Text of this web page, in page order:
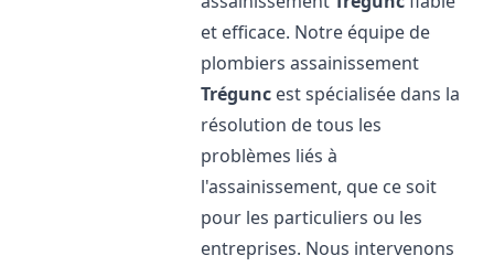
et efficace. Notre équipe de
plombiers assainissement
Trégunc est spécialisée dans la
résolution de tous les
problèmes liés à
l'assainissement, que ce soit
pour les particuliers ou les
entreprises. Nous intervenons